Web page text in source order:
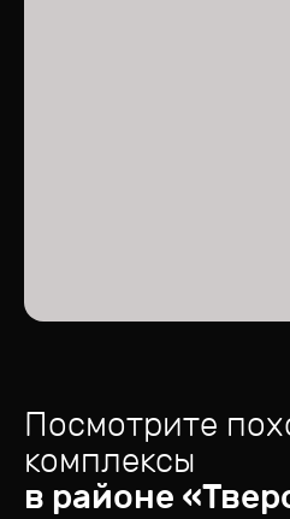
Посмотрите
комплексы
в районе «